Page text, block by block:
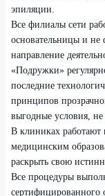
эпиляции.
Все филиалы сети
основательницы и
направление
«Подружки»
последние
принципов
выгодные условия, не
В клиниках работают
медицинским
раскрыть свою
Все процедуры
сертифицированного